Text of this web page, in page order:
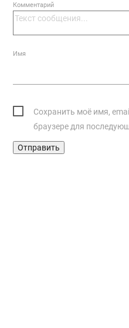
Комментарий
Имя
Сохранить моё имя,
браузере для